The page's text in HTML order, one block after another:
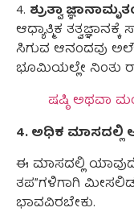
4. ಶ್ರುತ್ವಾ
ಆಧ್ಯಾತ್ಮಿಕ
ಸಿಗುವ ಆನಂದವು
ಭೂಮಿಯಲ್ಲೇ ನಿಂತು
ಷಷ್ಠಿ ಅಥವಾ
4. ಅಧಿಕ ಮಾಸದಲ್ಲಿ
ಈ ಮಾಸದಲ್ಲಿ
ತಪ”ಗಳಿಗಾಗಿ
ಭಾವವಿರಬೇಕು.